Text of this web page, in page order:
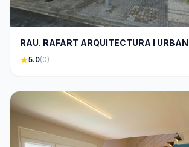
RAU. RAFART ARQUITECTURA I
star5.0(0)